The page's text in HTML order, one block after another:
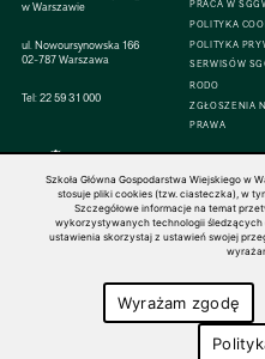
w Warszawie
ul. Nowoursynowska 166
02-787 Warszawa
Tel:22 59 31 000
PRACA W
POLITYKA
POLITYKA
SERWISÓW
RODO
ZGŁOSZENIA
PRAWA
© 1816–2026 SGGW — ALL
Szkoła Główna Gospodarstwa Wiejskiego w
stosuje pliki cookies (tzw. ciasteczka), w
Szczegółowe informacje na temat
wykorzystywanych technologii śledzących
ustawienia skorzystaj z ustawień swojej
Wyrażam zgodę